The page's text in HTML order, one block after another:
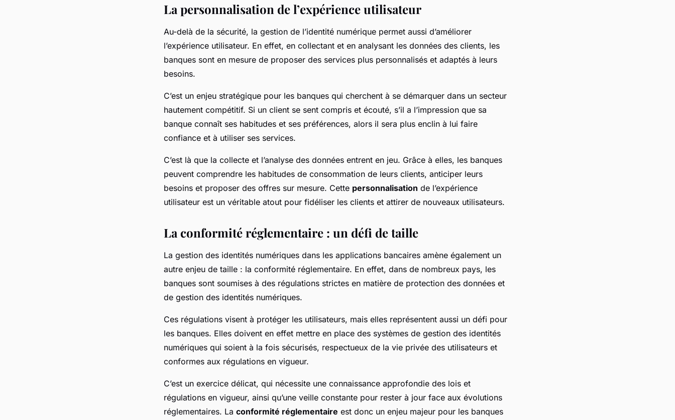
La personnalisation de l’expérience utilisateur
Au-delà de la sécurité, la gestion de l’identité numérique permet aussi d’améliorer
l’expérience utilisateur. En effet, en collectant et en analysant les données des clients, les
banques sont en mesure de proposer des services plus personnalisés et adaptés à leurs
besoins.
C’est un enjeu stratégique pour les banques qui cherchent à se démarquer dans un secteur
hautement compétitif. Si un client se sent compris et écouté, s’il a l’impression que sa
banque connaît ses habitudes et ses préférences, alors il sera plus enclin à lui faire
confiance et à utiliser ses services.
C’est là que la collecte et l’analyse des données entrent en jeu. Grâce à elles, les banques
peuvent comprendre les habitudes de consommation de leurs clients, anticiper leurs
besoins et proposer des offres sur mesure. Cette personnalisation de l’expérience
utilisateur est un véritable atout pour fidéliser les clients et attirer de nouveaux utilisateurs.
La conformité réglementaire : un défi de taille
La gestion des identités numériques dans les applications bancaires amène également un
autre enjeu de taille : la conformité réglementaire. En effet, dans de nombreux pays, les
banques sont soumises à des régulations strictes en matière de protection des données et
de gestion des identités numériques.
Ces régulations visent à protéger les utilisateurs, mais elles représentent aussi un défi pour
les banques. Elles doivent en effet mettre en place des systèmes de gestion des identités
numériques qui soient à la fois sécurisés, respectueux de la vie privée des utilisateurs et
conformes aux régulations en vigueur.
C’est un exercice délicat, qui nécessite une connaissance approfondie des lois et
régulations en vigueur, ainsi qu’une veille constante pour rester à jour face aux évolutions
réglementaires. La conformité réglementaire est donc un enjeu majeur pour les banques